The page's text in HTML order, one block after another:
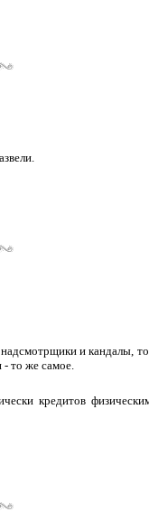
и кандалы,
- то же самое.
кредитов